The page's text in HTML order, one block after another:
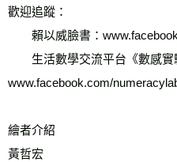
歡迎追蹤：
賴以威臉書：
生活數學交流平台《數感實
www.facebook.com/
繪者介紹
黃哲宏